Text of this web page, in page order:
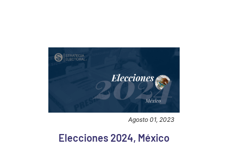
Agosto 01, 2023
Elecciones 2024, México